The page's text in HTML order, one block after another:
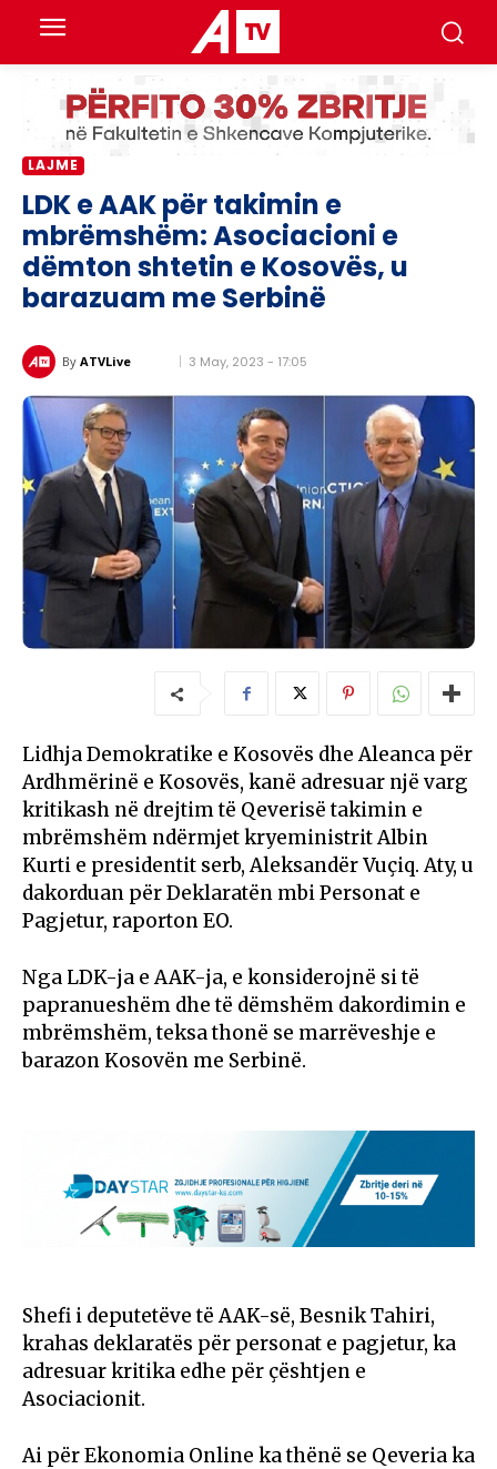
LAJME
LDK e AAK për takimin e
mbrëmshëm: Asociacioni e
dëmton shtetin e Kosovës, u
barazuam me Serbinë
By ATVLive 3 May, 2023 - 17:05
Lidhja Demokratike e Kosovës dhe Aleanca për
Ardhmërinë e Kosovës, kanë adresuar një varg
kritikash në drejtim të Qeverisë takimin e
mbrëmshëm ndërmjet kryeministrit Albin
Kurti e presidentit serb, Aleksandër Vuçiq. Aty, u
dakorduan për Deklaratën mbi Personat e
Pagjetur, raporton EO.
Nga LDK-ja e AAK-ja, e konsiderojnë si të
papranueshëm dhe të dëmshëm dakordimin e
mbrëmshëm, teksa thonë se marrëveshje e
barazon Kosovën me Serbinë.
Shefi i deputetëve të AAK-së, Besnik Tahiri,
krahas deklaratës për personat e pagjetur, ka
adresuar kritika edhe për çështjen e
Asociacionit.
Ai për Ekonomia Online ka thënë se Qeveria ka